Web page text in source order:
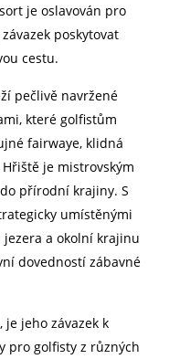
je oslavován pro
poskytovat
cestu.
pečlivě navržené
které golfistům
fairwaye, klidná
je mistrovským
přírodní krajiny. S
umístěnými
a okolní krajinu
dovedností zábavné
jeho závazek k
pro golfisty z různých